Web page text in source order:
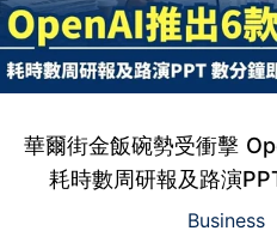
華爾街金飯碗勢受衝擊
耗時數周研報及路演
Business